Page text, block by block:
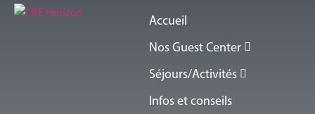
Accueil
Nos Guest Center
Séjours/Activités
Infos et conseils